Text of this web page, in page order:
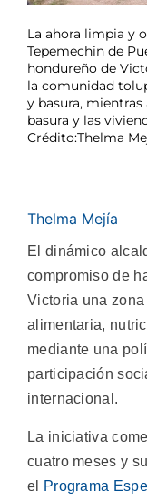
La ahora limpia y
Tepemechin de
hondureño de
la comunidad
y basura, mientras
basura y las
Crédito:Thelma
Thelma Mejía
El dinámico
compromiso de
Victoria una
alimentaria,
mediante una
participación
internacional.
La iniciativa
cuatro meses y
el
Programa